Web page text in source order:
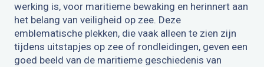
werking is, voor maritieme bewaking en herinnert aan
het belang van veiligheid op zee. Deze
emblematische plekken, die vaak alleen te zien zijn
tijdens uitstapjes op zee of rondleidingen, geven een
goed beeld van de maritieme geschiedenis van